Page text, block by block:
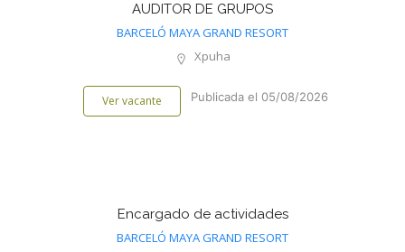
AUDITOR DE GRUPOS
BARCELÓ MAYA GRAND RESORT
Xpuha
Ver vacante Publicada el 05/08/2026
Encargado de actividades
BARCELÓ MAYA GRAND RESORT